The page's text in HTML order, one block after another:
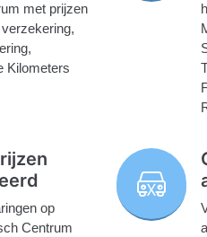
met prijzen
Kilometers
op
Centrum